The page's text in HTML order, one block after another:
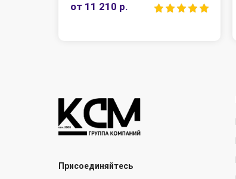
от 11 210 р.
Присоединяйтесь